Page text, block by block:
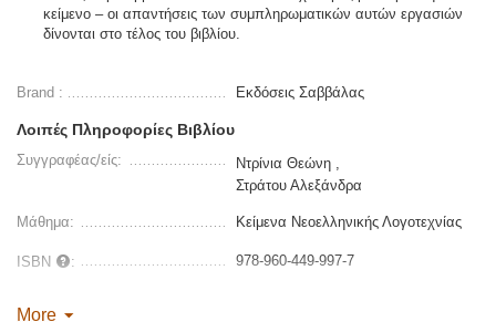
κείμενο – οι απαντήσεις των συμπληρωματικών αυτών εργασιών
δίνονται στο τέλος του βιβλίου.
Brand : Εκδόσεις Σαββάλας
Λοιπές Πληροφορίες Βιβλίου
Συγγραφέας/είς:
Ντρίνια Θεώνη ,
Στράτου Αλεξάνδρα
Μάθημα: Κείμενα Νεοελληνικής Λογοτεχνίας
ISBN : 978-960-449-997-7
More